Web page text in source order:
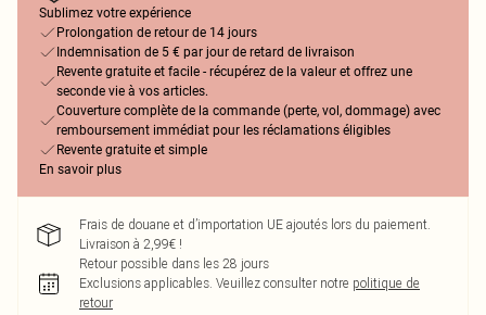
Sublimez votre expérience
Prolongation de retour de 14 jours
Indemnisation de 5 € par jour de retard de livraison
Revente gratuite et facile - récupérez de la valeur et offrez une
seconde vie à vos articles.
Couverture complète de la commande (perte, vol, dommage) avec
remboursement immédiat pour les réclamations éligibles
Revente gratuite et simple
En savoir plus
Frais de douane et d’importation UE ajoutés lors du paiement.
Livraison à 2,99€ !
Retour possible dans les 28 jours
Exclusions applicables. Veuillez consulter notre politique de
retour